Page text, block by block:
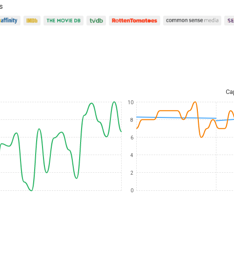
10
8
6
4
2
0